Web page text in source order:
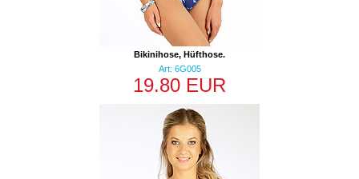
Bikinihose, Hüfthose.
Art: 6G005
19.80 EUR